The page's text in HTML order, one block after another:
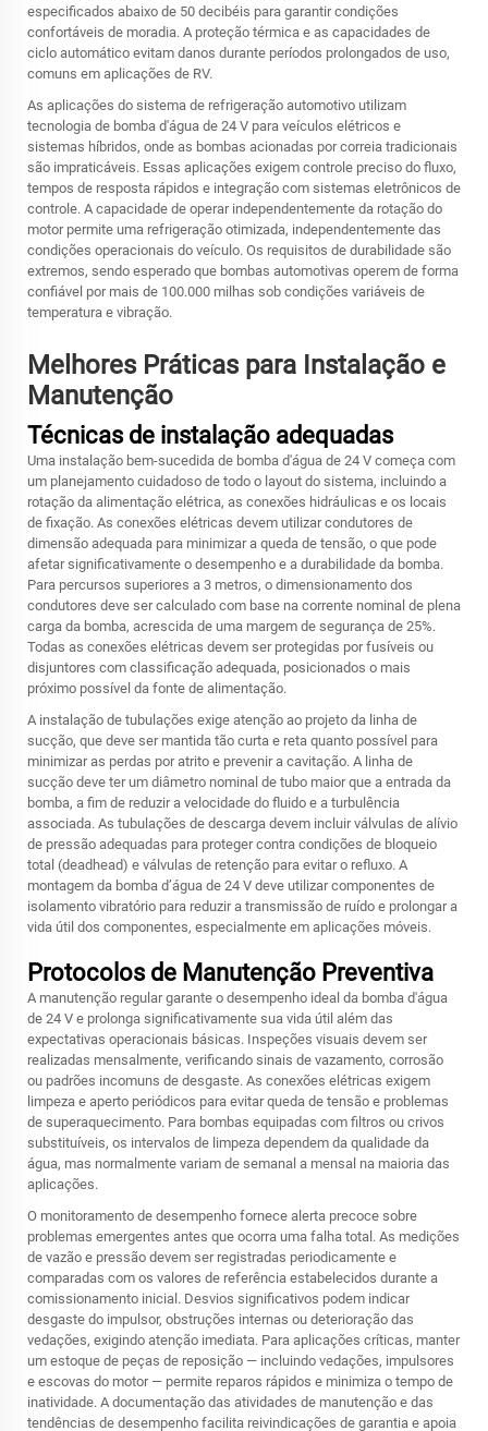
especificados abaixo de 50 decibéis para garantir condições
confortáveis de moradia. A proteção térmica e as capacidades de
ciclo automático evitam danos durante períodos prolongados de uso,
comuns em aplicações de RV.
As aplicações do sistema de refrigeração automotivo utilizam
tecnologia de bomba d'água de 24 V para veículos elétricos e
sistemas híbridos, onde as bombas acionadas por correia tradicionais
são impraticáveis. Essas aplicações exigem controle preciso do fluxo,
tempos de resposta rápidos e integração com sistemas eletrônicos de
controle. A capacidade de operar independentemente da rotação do
motor permite uma refrigeração otimizada, independentemente das
condições operacionais do veículo. Os requisitos de durabilidade são
extremos, sendo esperado que bombas automotivas operem de forma
confiável por mais de 100.000 milhas sob condições variáveis de
temperatura e vibração.
Melhores Práticas para Instalação e
Manutenção
Técnicas de instalação adequadas
Uma instalação bem-sucedida de bomba d'água de 24 V começa com
um planejamento cuidadoso de todo o layout do sistema, incluindo a
rotação da alimentação elétrica, as conexões hidráulicas e os locais
de fixação. As conexões elétricas devem utilizar condutores de
dimensão adequada para minimizar a queda de tensão, o que pode
afetar significativamente o desempenho e a durabilidade da bomba.
Para percursos superiores a 3 metros, o dimensionamento dos
condutores deve ser calculado com base na corrente nominal de plena
carga da bomba, acrescida de uma margem de segurança de 25%.
Todas as conexões elétricas devem ser protegidas por fusíveis ou
disjuntores com classificação adequada, posicionados o mais
próximo possível da fonte de alimentação.
A instalação de tubulações exige atenção ao projeto da linha de
sucção, que deve ser mantida tão curta e reta quanto possível para
minimizar as perdas por atrito e prevenir a cavitação. A linha de
sucção deve ter um diâmetro nominal de tubo maior que a entrada da
bomba, a fim de reduzir a velocidade do fluido e a turbulência
associada. As tubulações de descarga devem incluir válvulas de alívio
de pressão adequadas para proteger contra condições de bloqueio
total (deadhead) e válvulas de retenção para evitar o refluxo. A
montagem da bomba d’água de 24 V deve utilizar componentes de
isolamento vibratório para reduzir a transmissão de ruído e prolongar a
vida útil dos componentes, especialmente em aplicações móveis.
Protocolos de Manutenção Preventiva
A manutenção regular garante o desempenho ideal da bomba d'água
de 24 V e prolonga significativamente sua vida útil além das
expectativas operacionais básicas. Inspeções visuais devem ser
realizadas mensalmente, verificando sinais de vazamento, corrosão
ou padrões incomuns de desgaste. As conexões elétricas exigem
limpeza e aperto periódicos para evitar queda de tensão e problemas
de superaquecimento. Para bombas equipadas com filtros ou crivos
substituíveis, os intervalos de limpeza dependem da qualidade da
água, mas normalmente variam de semanal a mensal na maioria das
aplicações.
O monitoramento de desempenho fornece alerta precoce sobre
problemas emergentes antes que ocorra uma falha total. As medições
de vazão e pressão devem ser registradas periodicamente e
comparadas com os valores de referência estabelecidos durante a
comissionamento inicial. Desvios significativos podem indicar
desgaste do impulsor, obstruções internas ou deterioração das
vedações, exigindo atenção imediata. Para aplicações críticas, manter
um estoque de peças de reposição — incluindo vedações, impulsores
e escovas do motor — permite reparos rápidos e minimiza o tempo de
inatividade. A documentação das atividades de manutenção e das
tendências de desempenho facilita reivindicações de garantia e apoia